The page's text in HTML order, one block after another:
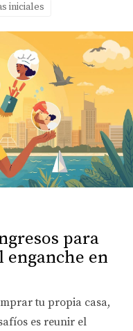
iniciales
para
en
tu propia casa,
es reunir el